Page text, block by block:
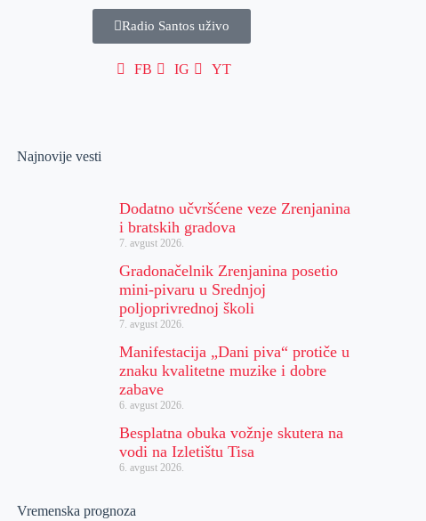
Radio Santos uživo
FB IG YT
Najnovije vesti
Dodatno učvršćene veze Zrenjanina
i bratskih gradova
7. avgust 2026.
Gradonačelnik Zrenjanina posetio
mini-pivaru u Srednjoj
poljoprivrednoj školi
7. avgust 2026.
Manifestacija „Dani piva“ protiče u
znaku kvalitetne muzike i dobre
zabave
6. avgust 2026.
Besplatna obuka vožnje skutera na
vodi na Izletištu Tisa
6. avgust 2026.
Vremenska prognoza